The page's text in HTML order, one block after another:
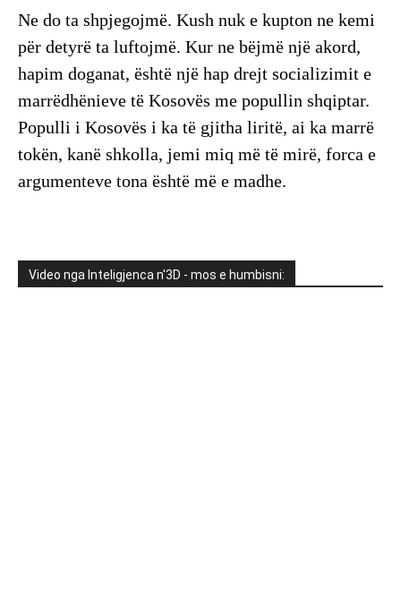
Ne do ta shpjegojmë. Kush nuk e kupton ne kemi
për detyrë ta luftojmë. Kur ne bëjmë një akord,
hapim doganat, është një hap drejt socializimit e
marrëdhënieve të Kosovës me popullin shqiptar.
Populli i Kosovës i ka të gjitha liritë, ai ka marrë
tokën, kanë shkolla, jemi miq më të mirë, forca e
argumenteve tona është më e madhe.
Video nga Inteligjenca n'3D - mos e humbisni: